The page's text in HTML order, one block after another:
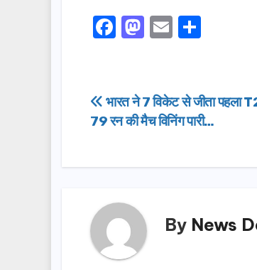
F
e
b
o
M
o
d
n
E
e
Post
navigation
भारत ने 7 विकेट से जीता पहला
79 रन की मैच विनिंग पारी…
By News